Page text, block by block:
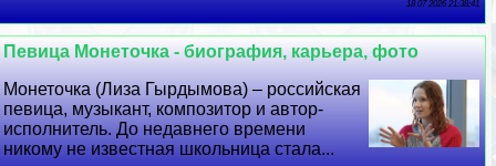
18 07 2026 21:38:41
Певица Монеточка - биография, карьера, фото
Монеточка (Лиза Гырдымова) – российская
певица, музыкант, композитор и автор-
исполнитель. До недавнего времени
никому не известная школьница стала...